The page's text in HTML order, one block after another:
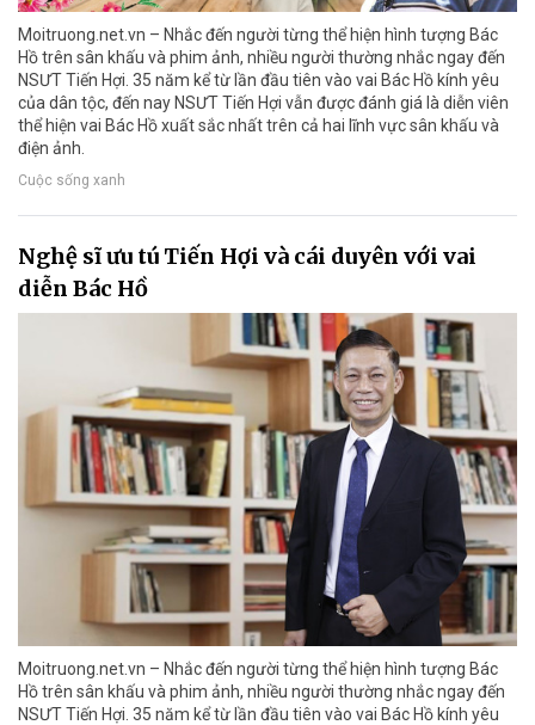
Moitruong.net.vn – Nhắc đến người từng thể hiện hình tượng Bác
Hồ trên sân khấu và phim ảnh, nhiều người thường nhắc ngay đến
NSƯT Tiến Hợi. 35 năm kể từ lần đầu tiên vào vai Bác Hồ kính yêu
của dân tộc, đến nay NSƯT Tiến Hợi vẫn được đánh giá là diễn viên
thể hiện vai Bác Hồ xuất sắc nhất trên cả hai lĩnh vực sân khấu và
điện ảnh.
Cuộc sống xanh
Nghệ sĩ ưu tú Tiến Hợi và cái duyên với vai
diễn Bác Hồ
Moitruong.net.vn – Nhắc đến người từng thể hiện hình tượng Bác
Hồ trên sân khấu và phim ảnh, nhiều người thường nhắc ngay đến
NSƯT Tiến Hợi. 35 năm kể từ lần đầu tiên vào vai Bác Hồ kính yêu